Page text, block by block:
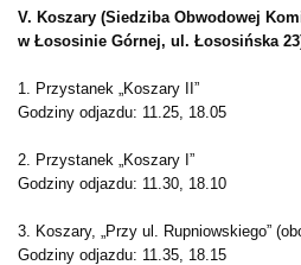
V. Koszary (Siedziba Obwodowej
w Łososinie Górnej, ul. Łososińska
1. Przystanek „Koszary II”
Godziny odjazdu: 11.25, 18.05
2. Przystanek „Koszary I”
Godziny odjazdu: 11.30, 18.10
3. Koszary, „Przy ul. Rupniowskiego”
Godziny odjazdu: 11.35, 18.15